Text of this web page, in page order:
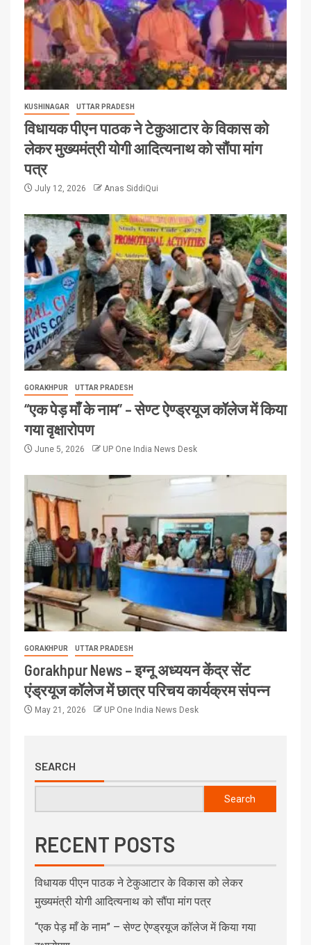
KUSHINAGAR UTTAR PRADESH
विधायक पीएन पाठक ने टेकुआटार के विकास को
लेकर मुख्यमंत्री योगी आदित्यनाथ को सौंपा मांग
पत्र
July 12, 2026 Anas SiddiQui
GORAKHPUR UTTAR PRADESH
“एक पेड़ माँ के नाम” – सेण्ट ऐण्ड्रयूज कॉलेज में किया
गया वृक्षारोपण
June 5, 2026 UP One India News Desk
GORAKHPUR UTTAR PRADESH
Gorakhpur News – इग्नू अध्ययन केंद्र सेंट
एंड्रयूज कॉलेज में छात्र परिचय कार्यक्रम संपन्न
May 21, 2026 UP One India News Desk
SEARCH
Search
RECENT POSTS
विधायक पीएन पाठक ने टेकुआटार के विकास को लेकर
मुख्यमंत्री योगी आदित्यनाथ को सौंपा मांग पत्र
“एक पेड़ माँ के नाम” – सेण्ट ऐण्ड्रयूज कॉलेज में किया गया